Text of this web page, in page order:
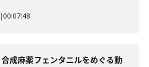
|00:07:48
合成麻薬フェンタニルをめぐる動